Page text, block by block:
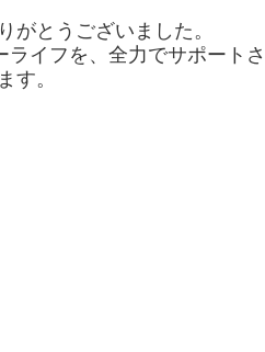
がとうございました。
イフを、全力でサポート
す。